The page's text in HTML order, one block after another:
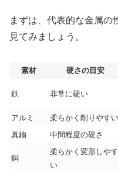
まずは、代表的な金属の
見てみましょう。
素材 硬さの目安
鉄 非常に硬い
アルミ
柔らかく削りやすい
真鍮
中間程度の硬さ
銅
柔らかく変形しやす
い